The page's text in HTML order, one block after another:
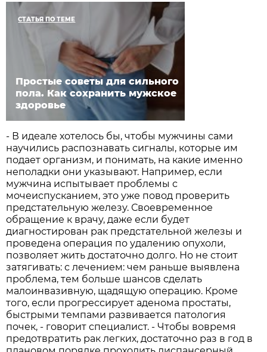
СТАТЬЯ ПО ТЕМЕ
Простые советы для сильного
пола. Как сохранить мужское
здоровье
- В идеале хотелось бы, чтобы мужчины сами
научились распознавать сигналы, которые им
подает организм, и понимать, на какие именно
неполадки они указывают. Например, если
мужчина испытывает проблемы с
мочеиспусканием, это уже повод проверить
предстательную железу. Своевременное
обращение к врачу, даже если будет
диагностирован рак предстательной железы и
проведена операция по удалению опухоли,
позволяет жить достаточно долго. Но не стоит
затягивать: с лечением: чем раньше выявлена
проблема, тем больше шансов сделать
малоинвазивную, щадящую операцию. Кроме
того, если прогрессирует аденома простаты,
быстрыми темпами развивается патология
почек, - говорит специалист. - Чтобы вовремя
предотвратить рак легких, достаточно раз в год в